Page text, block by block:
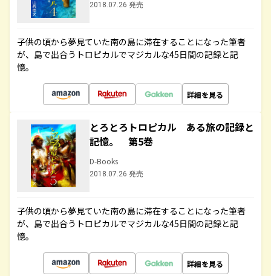
2018.07.26 発売
子供の頃から夢見ていた南の島に滞在することになった筆者
が、島で出合うトロピカルでマジカルな45日間の記録と記
憶。
詳細を見る
とろとろトロピカル ある旅の記録と
記憶。 第5巻
D-Books
2018.07.26 発売
子供の頃から夢見ていた南の島に滞在することになった筆者
が、島で出合うトロピカルでマジカルな45日間の記録と記
憶。
詳細を見る